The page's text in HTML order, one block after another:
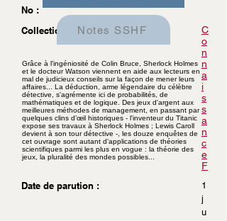
No :
Collection :
C
o
n
n
a
i
s
s
a
n
c
e
F
Date de parution :
1
j
u
Notes SSHF
Grâce à l'ingéniosité de Colin Bruce, Sherlock Holmes
et le docteur Watson viennent en aide aux lecteurs en
mal de judicieux conseils sur la façon de mener leurs
affaires... La déduction, arme légendaire du célèbre
détective, s'agrémente ici de probabilités, de
mathématiques et de logique. Des jeux d'argent aux
meilleures méthodes de management, en passant par
quelques clins d’œil historiques - l'inventeur du Titanic
expose ses travaux à Sherlock Holmes ; Lewis Caroll
devient à son tour détective -, les douze enquêtes de
cet ouvrage sont autant d'applications de théories
scientifiques parmi les plus en vogue : la théorie des
jeux, la pluralité des mondes possibles...